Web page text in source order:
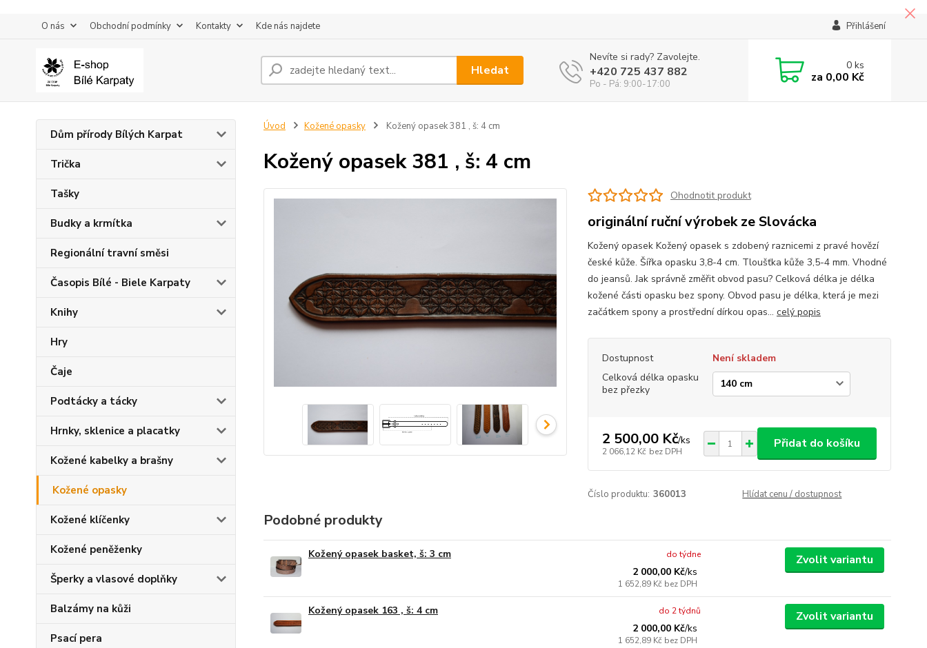
O nás Obchodní podmínky Kontakty Kde nás najdete Přihlášení
Hledat
Nevíte si rady? Zavolejte.
+420 725 437 882
Po - Pá: 9:00-17:00
0ks
za 0,00 Kč
Dům přírody Bílých Karpat
Trička
Tašky
Budky a krmítka
Regionální travní směsi
Časopis Bílé - Biele Karpaty
Knihy
Hry
Čaje
Podtácky a tácky
Hrnky, sklenice a placatky
Kožené kabelky a brašny
Kožené opasky
Kožené klíčenky
Kožené peněženky
Šperky a vlasové doplňky
Balzámy na kůži
Psací pera
Úvod Kožené opasky Kožený opasek 381 , š: 4 cm
Kožený opasek 381 , š: 4 cm
Ohodnotit produkt
originální ruční výrobek ze Slovácka
Kožený opasek Kožený opasek s zdobený raznicemi z pravé hovězí
české kůže. Šířka opasku 3,8-4 cm. Tloušťka kůže 3,5-4 mm. Vhodné
do jeansů. Jak správně změřit obvod pasu? Celková délka je délka
kožené části opasku bez spony. Obvod pasu je délka, která je mezi
začátkem spony a prostřední dírkou opas... celý popis
Dostupnost
Není skladem
Celková délka opasku
bez přezky
2 500,00 Kč/ks
2 066,12 Kč bez DPH
Přidat do košíku
Číslo produktu: 360013 Hlídat cenu / dostupnost
Podobné produkty
Kožený opasek basket, š: 3 cm
2 000,00 Kč/ks
1 652,89 Kč bez DPH
do týdne Zvolit variantu
Kožený opasek 163 , š: 4 cm
2 000,00 Kč/ks
1 652,89 Kč bez DPH
do 2 týdnů Zvolit variantu